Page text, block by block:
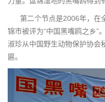
第二个节点是2006年，在
锦市被评为“中国黑嘴鸥之乡”
淑珍从中国野生动物保护协会
匾。